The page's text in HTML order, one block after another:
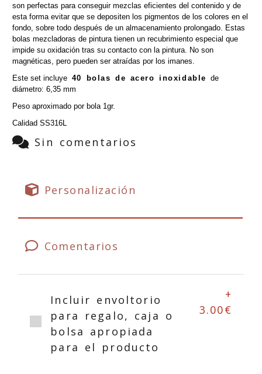
son perfectas para conseguir mezclas eficientes del contenido y de
esta forma evitar que se depositen los pigmentos de los colores en el
fondo, sobre todo después de un almacenamiento prolongado. Estas
bolas mezcladoras de pintura tienen un recubrimiento especial que
impide su oxidación tras su contacto con la pintura. No son
magnéticas, pero pueden ser atraídas por los imanes.
Este set incluye 40 bolas de acero inoxidable
de
diámetro: 6,35 mm
Peso aproximado por bola 1gr.
Calidad SS316L
Sin comentarios
Personalización
Comentarios
Incluir envoltorio
para regalo, caja o
bolsa apropiada
para el producto
+
3.00€